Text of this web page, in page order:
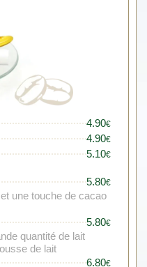
4.90€
4.90€
5.10€
5.80€
une touche de cacao
5.80€
quantité de lait
de lait
6.80€